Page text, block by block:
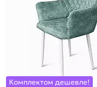
Комплектом дешевле!